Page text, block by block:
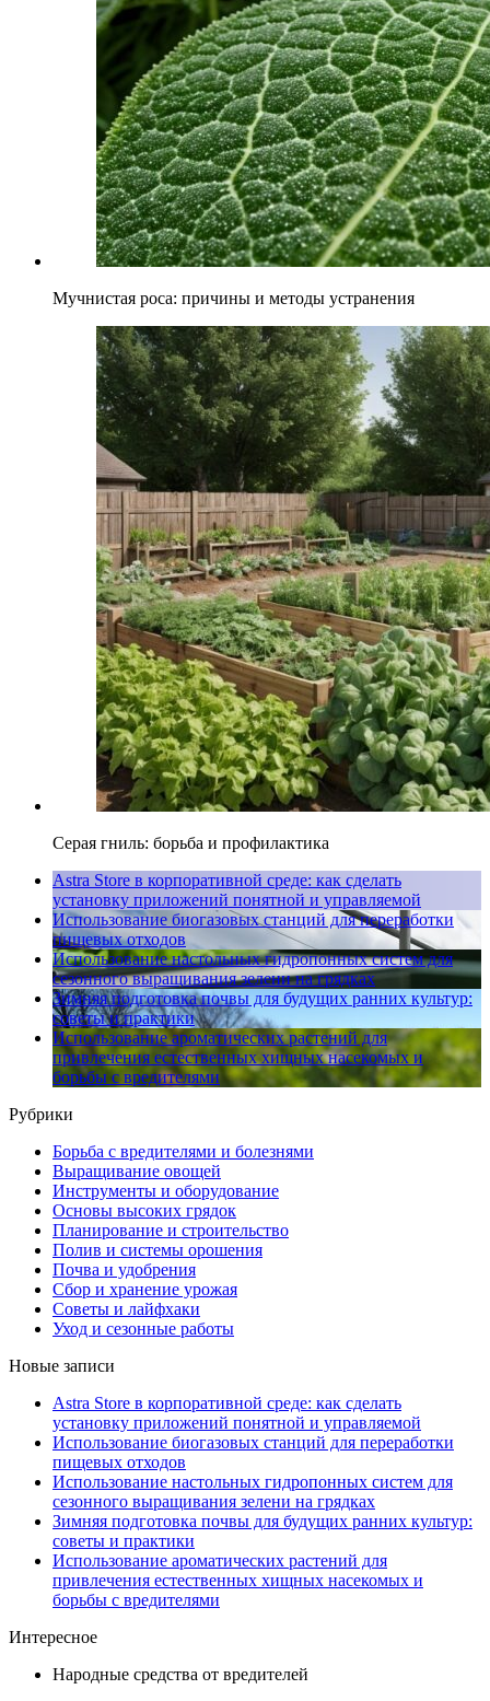
Мучнистая роса: причины и методы устранения
Серая гниль: борьба и профилактика
Astra Store в корпоративной среде: как сделать
установку приложений понятной и управляемой
Использование биогазовых станций для переработки
пищевых отходов
Использование настольных гидропонных систем для
сезонного выращивания зелени на грядках
Зимняя подготовка почвы для будущих ранних культур:
советы и практики
Использование ароматических растений для
привлечения естественных хищных насекомых и
борьбы с вредителями
Рубрики
Борьба с вредителями и болезнями
Выращивание овощей
Инструменты и оборудование
Основы высоких грядок
Планирование и строительство
Полив и системы орошения
Почва и удобрения
Сбор и хранение урожая
Советы и лайфхаки
Уход и сезонные работы
Новые записи
Astra Store в корпоративной среде: как сделать
установку приложений понятной и управляемой
Использование биогазовых станций для переработки
пищевых отходов
Использование настольных гидропонных систем для
сезонного выращивания зелени на грядках
Зимняя подготовка почвы для будущих ранних культур:
советы и практики
Использование ароматических растений для
привлечения естественных хищных насекомых и
борьбы с вредителями
Интересное
Народные средства от вредителей